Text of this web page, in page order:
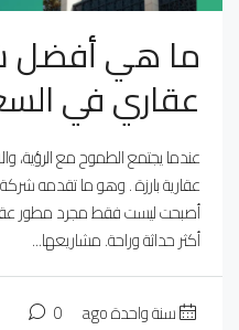
ما هي أفضل
عقاري في
عندما يجتمع الطموح مع الرؤية،
عقارية بارزة . وهو ما تقدمه
أصبحت ليست فقط مجرد مطور
أكثر حداثة وراحة. مشاريعها...
سنة واحدة ago 0